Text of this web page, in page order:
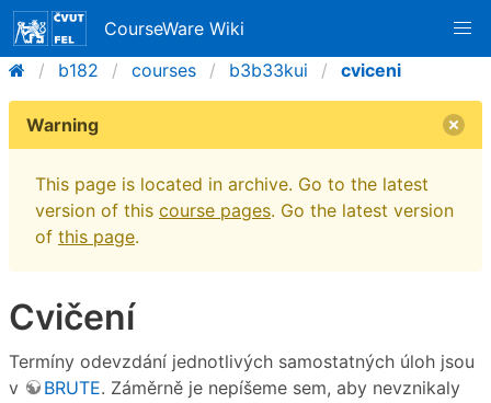
CourseWare Wiki
b182
courses b3b33kui cviceni
Warning
This page is located in archive. Go to the latest
version of this course pages. Go the latest version
of this page.
Cvičení
Termíny odevzdání jednotlivých samostatných úloh jsou
v
BRUTE. Záměrně je nepíšeme sem, aby nevznikaly